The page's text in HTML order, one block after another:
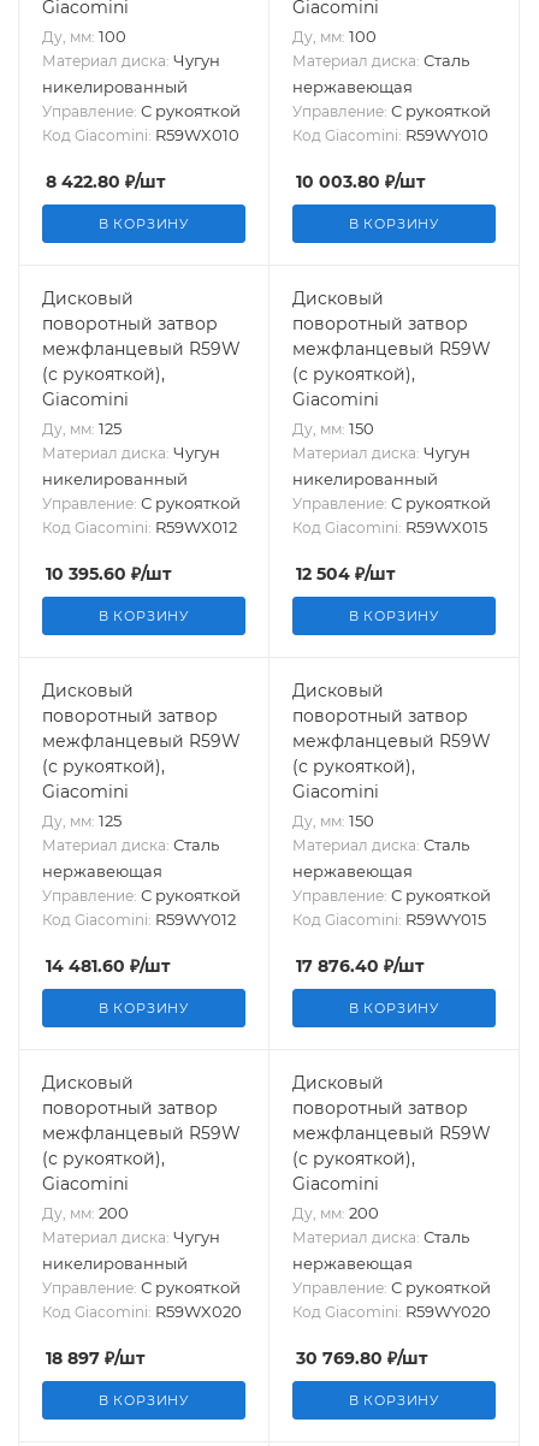
Giacomini
Ду, мм: 100
Материал диска: Чугун
никелированный
Управление: С рукояткой
Код Giacomini: R59WX010
8 422.80 ₽/шт
В КОРЗИНУ
Giacomini
Ду, мм: 100
Материал диска: Сталь
нержавеющая
Управление: С рукояткой
Код Giacomini: R59WY010
10 003.80 ₽/шт
В КОРЗИНУ
Дисковый
поворотный затвор
межфланцевый R59W
(с рукояткой),
Giacomini
Ду, мм: 125
Материал диска: Чугун
никелированный
Управление: С рукояткой
Код Giacomini: R59WX012
10 395.60 ₽/шт
В КОРЗИНУ
Дисковый
поворотный затвор
межфланцевый R59W
(с рукояткой),
Giacomini
Ду, мм: 150
Материал диска: Чугун
никелированный
Управление: С рукояткой
Код Giacomini: R59WX015
12 504 ₽/шт
В КОРЗИНУ
Дисковый
поворотный затвор
межфланцевый R59W
(с рукояткой),
Giacomini
Ду, мм: 125
Материал диска: Сталь
нержавеющая
Управление: С рукояткой
Код Giacomini: R59WY012
14 481.60 ₽/шт
В КОРЗИНУ
Дисковый
поворотный затвор
межфланцевый R59W
(с рукояткой),
Giacomini
Ду, мм: 150
Материал диска: Сталь
нержавеющая
Управление: С рукояткой
Код Giacomini: R59WY015
17 876.40 ₽/шт
В КОРЗИНУ
Дисковый
поворотный затвор
межфланцевый R59W
(с рукояткой),
Giacomini
Ду, мм: 200
Материал диска: Чугун
никелированный
Управление: С рукояткой
Код Giacomini: R59WX020
18 897 ₽/шт
В КОРЗИНУ
Дисковый
поворотный затвор
межфланцевый R59W
(с рукояткой),
Giacomini
Ду, мм: 200
Материал диска: Сталь
нержавеющая
Управление: С рукояткой
Код Giacomini: R59WY020
30 769.80 ₽/шт
В КОРЗИНУ